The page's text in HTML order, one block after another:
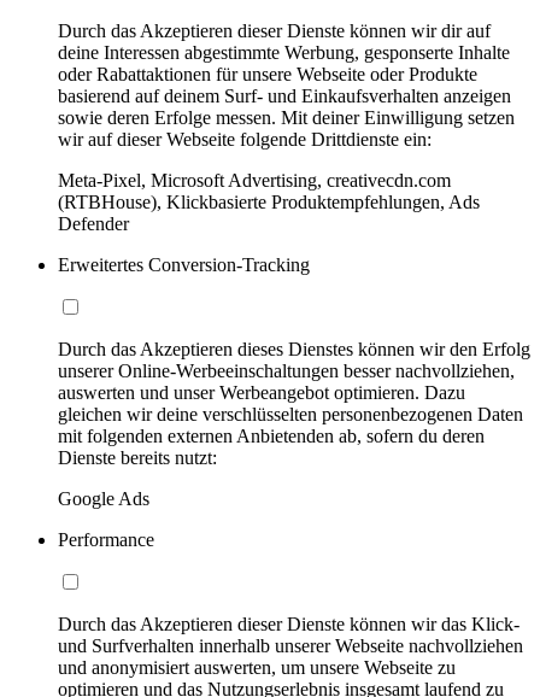
Durch das Akzeptieren dieser Dienste können wir dir auf
deine Interessen abgestimmte Werbung, gesponserte Inhalte
oder Rabattaktionen für unsere Webseite oder Produkte
basierend auf deinem Surf- und Einkaufsverhalten anzeigen
sowie deren Erfolge messen. Mit deiner Einwilligung setzen
wir auf dieser Webseite folgende Drittdienste ein:
Meta-Pixel, Microsoft Advertising, creativecdn.com
(RTBHouse), Klickbasierte Produktempfehlungen, Ads
Defender
Erweitertes Conversion-Tracking
Durch das Akzeptieren dieses Dienstes können wir den Erfolg
unserer Online-Werbeeinschaltungen besser nachvollziehen,
auswerten und unser Werbeangebot optimieren. Dazu
gleichen wir deine verschlüsselten personenbezogenen Daten
mit folgenden externen Anbietenden ab, sofern du deren
Dienste bereits nutzt:
Google Ads
Performance
Durch das Akzeptieren dieser Dienste können wir das Klick-
und Surfverhalten innerhalb unserer Webseite nachvollziehen
und anonymisiert auswerten, um unsere Webseite zu
optimieren und das Nutzungserlebnis insgesamt laufend zu